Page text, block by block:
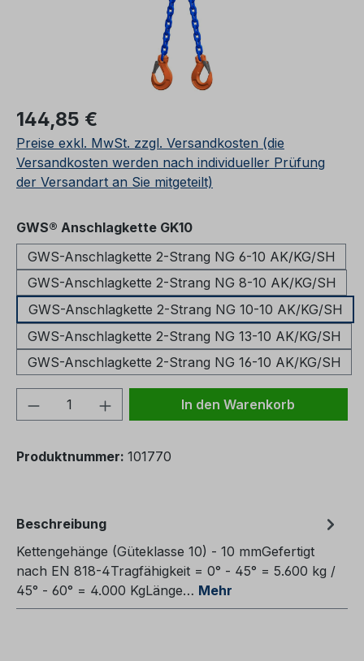
Regulärer Preis:
144,85 €
Preise exkl. MwSt. zzgl. Versandkosten (die
Versandkosten werden nach individueller Prüfung
der Versandart an Sie mitgeteilt)
GWS® Anschlagkette GK10auswählen
GWS-Anschlagkette 2-Strang NG 6-10 AK/KG/SH
GWS-Anschlagkette 2-Strang NG 8-10 AK/KG/SH
GWS-Anschlagkette 2-Strang NG 10-10 AK/KG/SH
GWS-Anschlagkette 2-Strang NG 13-10 AK/KG/SH
GWS-Anschlagkette 2-Strang NG 16-10 AK/KG/SH
Produkt Anzahl: Gib denIn den Warenkorb
Produktnummer: 101770
Beschreibung
Kettengehänge (Güteklasse 10) - 10 mmGefertigt
nach EN 818-4Tragfähigkeit = 0° - 45° = 5.600 kg /
45° - 60° = 4.000 KgLänge… Mehr